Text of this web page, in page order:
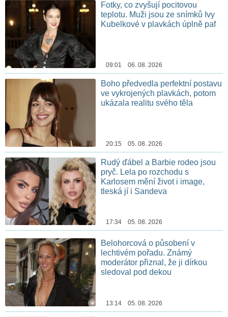
Fotky, co zvyšují pocitovou
teplotu. Muži jsou ze snímků Ivy
Kubelkové v plavkách úplně paf
09:01 06. 08. 2026
Boho předvedla perfektní postavu
ve vykrojených plavkách, potom
ukázala realitu svého těla
20:15 05. 08. 2026
Rudý ďábel a Barbie rodeo jsou
pryč. Lela po rozchodu s
Karlosem mění život i image,
tleská jí i Sandeva
17:34 05. 08. 2026
Belohorcová o působení v
lechtivém pořadu. Známý
moderátor přiznal, že ji dírkou
sledoval pod dekou
13:14 05. 08. 2026